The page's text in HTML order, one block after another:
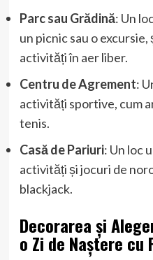
Parc sau Grădină: Un
un picnic sau o
activități în aer liber.
Centru de Agrement:
activități sportive, cum
tenis.
Casă de Pariuri: Un loc
activități și jocuri de
blackjack.
Decorarea și
o Zi de Naștere cu